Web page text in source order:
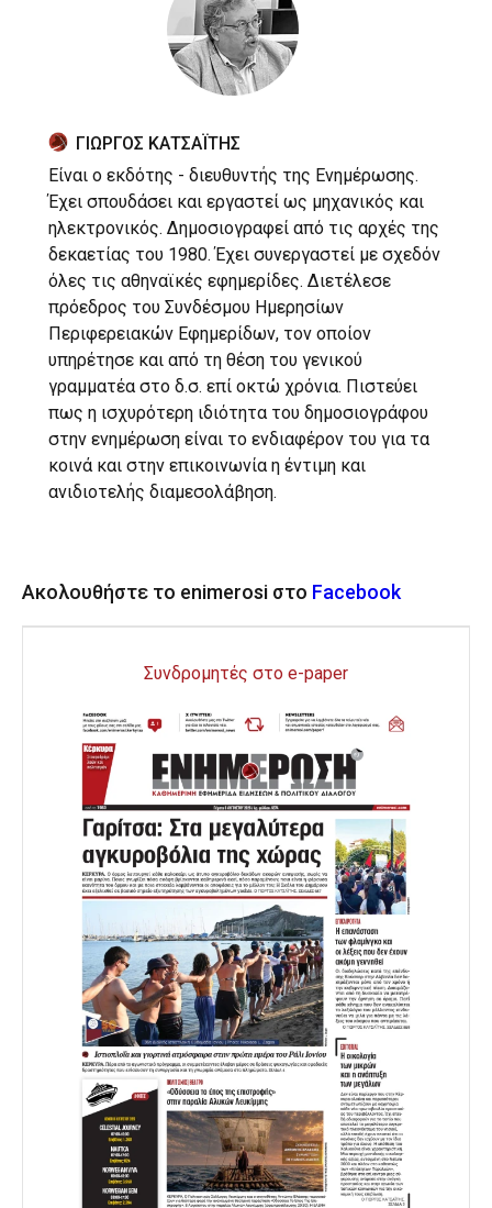
ΓΙΩΡΓΟΣ ΚΑΤΣΑΪΤΗΣ
Είναι ο εκδότης - διευθυντής της Ενημέρωσης.
Έχει σπουδάσει και εργαστεί ως μηχανικός και
ηλεκτρονικός. Δημοσιογραφεί από τις αρχές της
δεκαετίας του 1980. Έχει συνεργαστεί με σχεδόν
όλες τις αθηναϊκές εφημερίδες. Διετέλεσε
πρόεδρος του Συνδέσμου Ημερησίων
Περιφερειακών Εφημερίδων, τον οποίον
υπηρέτησε και από τη θέση του γενικού
γραμματέα στο δ.σ. επί οκτώ χρόνια. Πιστεύει
πως η ισχυρότερη ιδιότητα του δημοσιογράφου
στην ενημέρωση είναι το ενδιαφέρον του για τα
κοινά και στην επικοινωνία η έντιμη και
ανιδιοτελής διαμεσολάβηση.
Ακολουθήστε το enimerosi στο Facebook
Συνδρομητές στο e-paper